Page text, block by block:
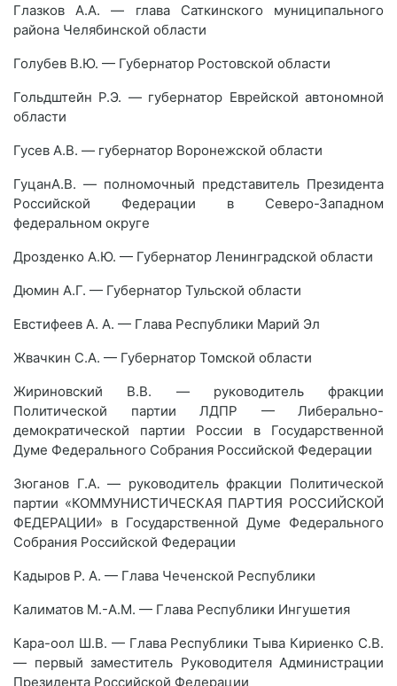
Глазков А.А. — глава Саткинского муниципального
района Челябинской области
Голубев В.Ю. — Губернатор Ростовской области
Гольдштейн Р.Э. — губернатор Еврейской автономной
области
Гусев А.В. — губернатор Воронежской области
ГуцанА.В. — полномочный представитель Президента
Российской Федерации в Северо-Западном
федеральном округе
Дрозденко А.Ю. — Губернатор Ленинградской области
Дюмин А.Г. — Губернатор Тульской области
Евстифеев А. А. — Глава Республики Марий Эл
Жвачкин С.А. — Губернатор Томской области
Жириновский В.В. — руководитель фракции
Политической партии ЛДПР — Либерально-
демократической партии России в Государственной
Думе Федерального Собрания Российской Федерации
Зюганов Г.А. — руководитель фракции Политической
партии «КОММУНИСТИЧЕСКАЯ ПАРТИЯ РОССИЙСКОЙ
ФЕДЕРАЦИИ» в Государственной Думе Федерального
Собрания Российской Федерации
Кадыров Р. А. — Глава Чеченской Республики
Калиматов М.-А.М. — Глава Республики Ингушетия
Кара-оол Ш.В. — Глава Республики Тыва Кириенко С.В.
— первый заместитель Руководителя Администрации
Президента Российской Федерации